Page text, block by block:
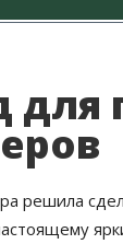
для
решила